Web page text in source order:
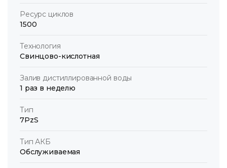
Ресурс циклов
1500
Технология
Свинцово-кислотная
Залив дистиллированной воды
1 раз в неделю
Тип
7PzS
Тип АКБ
Обслуживаемая